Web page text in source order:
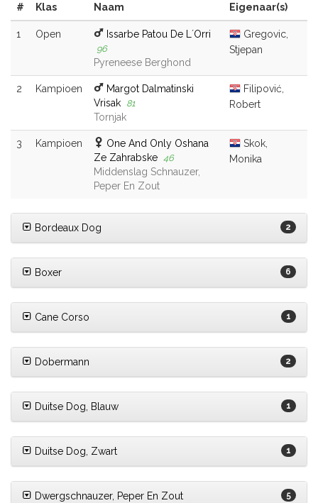
# Klas Naam Eigenaar(s)
1 Open Issarbe Patou De L´Orri
96
Pyreneese Berghond
Gregovic,
Stjepan
2 Kampioen
Margot Dalmatinski
Vrisak 81
Tornjak
Filipović,
Robert
3 Kampioen
One And Only Oshana
Ze Zahrabske 46
Middenslag Schnauzer,
Peper En Zout
Skok,
Monika
Bordeaux Dog 2
Boxer 6
Cane Corso 1
Dobermann 2
Duitse Dog, Blauw 1
Duitse Dog, Zwart 1
Dwergschnauzer, Peper En Zout 5